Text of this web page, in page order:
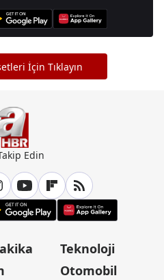
İçin Tıklayın
Edin
Teknoloji
Otomobil